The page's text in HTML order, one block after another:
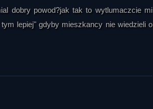
dobry powod?jak tak to wytlumaczcie mi
lepiej" gdyby mieszkancy nie wiedzieli o